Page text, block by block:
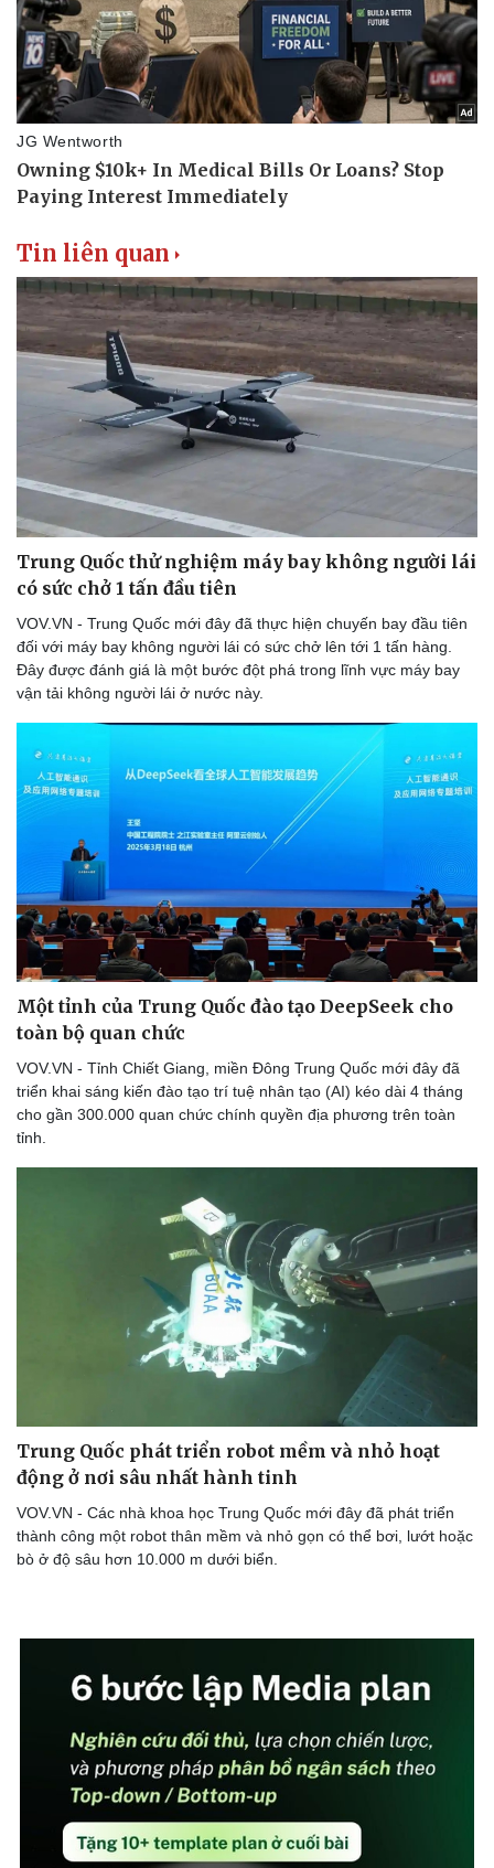
Bóng đá
Lịch thi đấu bóng đá
Thế giới thể thao
eSports
Hậu trường
Ô tô - Xe máy
Ô tô
Xe máy
Tin liên quan
Trung Quốc thử nghiệm máy bay không người lái
có sức chở 1 tấn đầu tiên
VOV.VN - Trung Quốc mới đây đã thực hiện chuyến bay đầu tiên
đối với máy bay không người lái có sức chở lên tới 1 tấn hàng.
Đây được đánh giá là một bước đột phá trong lĩnh vực máy bay
vận tải không người lái ở nước này.
Một tỉnh của Trung Quốc đào tạo DeepSeek cho
toàn bộ quan chức
VOV.VN - Tỉnh Chiết Giang, miền Đông Trung Quốc mới đây đã
triển khai sáng kiến ​​đào tạo trí tuệ nhân tạo (AI) kéo dài 4 tháng
cho gần 300.000 quan chức chính quyền địa phương trên toàn
tỉnh.
Trung Quốc phát triển robot mềm và nhỏ hoạt
động ở nơi sâu nhất hành tinh
VOV.VN - Các nhà khoa học Trung Quốc mới đây đã phát triển
thành công một robot thân mềm và nhỏ gọn có thể bơi, lướt hoặc
bò ở độ sâu hơn 10.000 m dưới biển.